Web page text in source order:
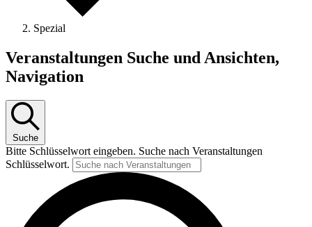
Spezial
Veranstaltungen
Veranstaltungen Suche und Ansichten,
Navigation
Suche
Bitte Schlüsselwort eingeben. Suche nach Veranstaltungen
Schlüsselwort.